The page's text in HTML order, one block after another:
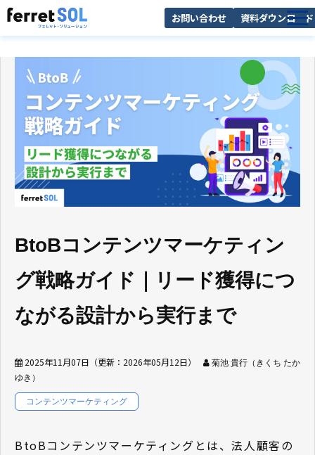
お問い合わせ 資料ダウンロード
選ばれる理由
お役立ち情報
BtoBコンテンツマーケティン
グ戦略ガイド｜リード獲得につ
ながる設計から実行まで
2025年11月07日 （更新： 2026年05月12日）
菊池 貴行（きくち たか
ゆき）
コンテンツマーケティング
BtoBコンテンツマーケティングとは、法人顧客の